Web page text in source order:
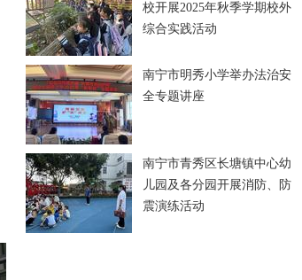
校开展2025年秋季学期校外
综合实践活动
南宁市明秀小学举办法治安
全专题讲座
南宁市青秀区长塘镇中心幼
儿园及各分园开展消防、防
震演练活动